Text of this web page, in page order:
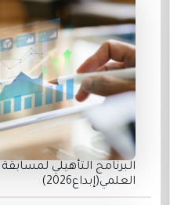
البرنامج التأهيلي لمسابقة
العلمي(إبداع2026)